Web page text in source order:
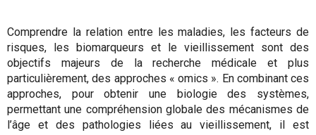
Comprendre la relation entre les maladies, les facteurs de
risques, les biomarqueurs et le vieillissement sont des
objectifs majeurs de la recherche médicale et plus
particulièrement, des approches « omics ». En combinant ces
approches, pour obtenir une biologie des systèmes,
permettant une compréhension globale des mécanismes de
l’âge et des pathologies liées au vieillissement, il est